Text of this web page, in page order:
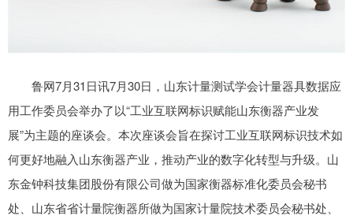
鲁网7月31日讯7月30日，山东计量测试学会计量器具数据应
用工作委员会举办了以“工业互联网标识赋能山东衡器产业发
展”为主题的座谈会。本次座谈会旨在探讨工业互联网标识技术如
何更好地融入山东衡器产业，推动产业的数字化转型与升级。山
东金钟科技集团股份有限公司做为国家衡器标准化委员会秘书
处、山东省省计量院衡器所做为国家计量院技术委员会秘书处、